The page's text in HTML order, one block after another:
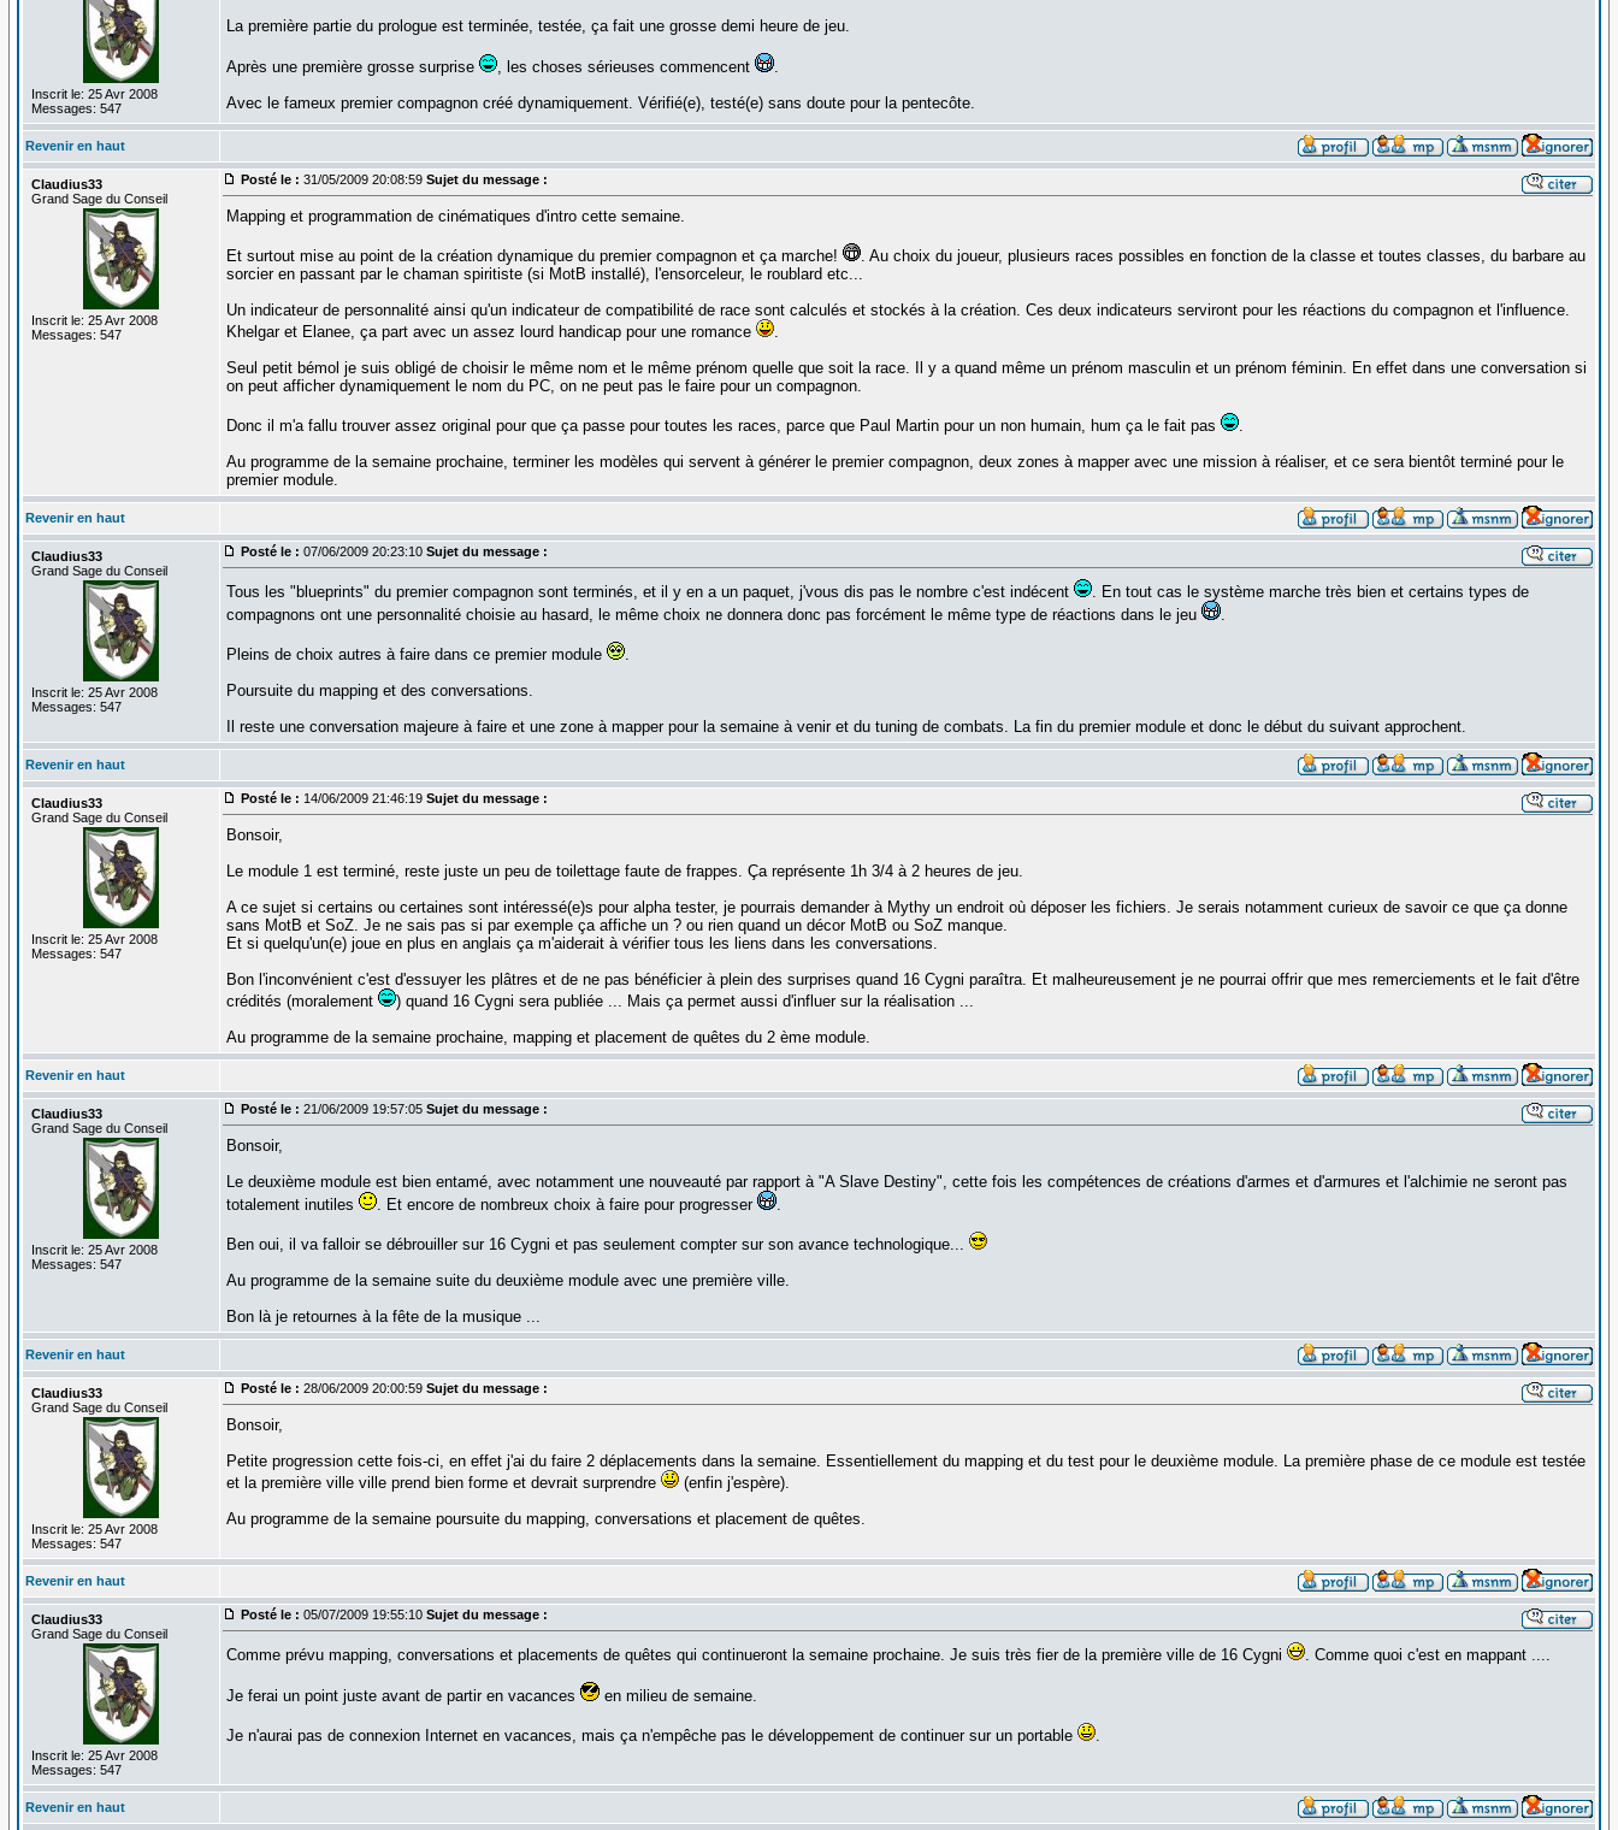
Inscrit le: 25 Avr 2008
Messages: 547
La première partie du prologue est terminée, testée, ça fait une grosse demi heure de jeu.
Après une première grosse surprise , les choses sérieuses commencent
.
Avec le fameux premier compagnon créé dynamiquement. Vérifié(e), testé(e) sans doute pour la pentecôte.
Revenir en haut
Claudius33
Grand Sage du Conseil
Inscrit le: 25 Avr 2008
Messages: 547
Posté le : 31/05/2009 20:08:59 Sujet du message :
Mapping et programmation de cinématiques d'intro cette semaine.
Et surtout mise au point de la création dynamique du premier compagnon et ça marche!
. Au choix du joueur, plusieurs races possibles en fonction de la classe et toutes classes, du barbare au
sorcier en passant par le chaman spiritiste (si MotB installé), l'ensorceleur, le roublard etc...
Un indicateur de personnalité ainsi qu'un indicateur de compatibilité de race sont calculés et stockés à la création. Ces deux indicateurs serviront pour les réactions du compagnon et l'influence.
Khelgar et Elanee, ça part avec un assez lourd handicap pour une romance
.
Seul petit bémol je suis obligé de choisir le même nom et le même prénom quelle que soit la race. Il y a quand même un prénom masculin et un prénom féminin. En effet dans une conversation si
on peut afficher dynamiquement le nom du PC, on ne peut pas le faire pour un compagnon.
Donc il m'a fallu trouver assez original pour que ça passe pour toutes les races, parce que Paul Martin pour un non humain, hum ça le fait pas
.
Au programme de la semaine prochaine, terminer les modèles qui servent à générer le premier compagnon, deux zones à mapper avec une mission à réaliser, et ce sera bientôt terminé pour le
premier module.
Revenir en haut
Claudius33
Grand Sage du Conseil
Inscrit le: 25 Avr 2008
Messages: 547
Posté le : 07/06/2009 20:23:10 Sujet du message :
Tous les "blueprints" du premier compagnon sont terminés, et il y en a un paquet, j'vous dis pas le nombre c'est indécent
. En tout cas le système marche très bien et certains types de
compagnons ont une personnalité choisie au hasard, le même choix ne donnera donc pas forcément le même type de réactions dans le jeu
.
Pleins de choix autres à faire dans ce premier module
.
Poursuite du mapping et des conversations.
Il reste une conversation majeure à faire et une zone à mapper pour la semaine à venir et du tuning de combats. La fin du premier module et donc le début du suivant approchent.
Revenir en haut
Claudius33
Grand Sage du Conseil
Inscrit le: 25 Avr 2008
Messages: 547
Posté le : 14/06/2009 21:46:19 Sujet du message :
Bonsoir,
Le module 1 est terminé, reste juste un peu de toilettage faute de frappes. Ça représente 1h 3/4 à 2 heures de jeu.
A ce sujet si certains ou certaines sont intéressé(e)s pour alpha tester, je pourrais demander à Mythy un endroit où déposer les fichiers. Je serais notamment curieux de savoir ce que ça donne
sans MotB et SoZ. Je ne sais pas si par exemple ça affiche un ? ou rien quand un décor MotB ou SoZ manque.
Et si quelqu'un(e) joue en plus en anglais ça m'aiderait à vérifier tous les liens dans les conversations.
Bon l'inconvénient c'est d'essuyer les plâtres et de ne pas bénéficier à plein des surprises quand 16 Cygni paraîtra. Et malheureusement je ne pourrai offrir que mes remerciements et le fait d'être
crédités (moralement
) quand 16 Cygni sera publiée ... Mais ça permet aussi d'influer sur la réalisation ...
Au programme de la semaine prochaine, mapping et placement de quêtes du 2 ème module.
Revenir en haut
Claudius33
Grand Sage du Conseil
Inscrit le: 25 Avr 2008
Messages: 547
Posté le : 21/06/2009 19:57:05 Sujet du message :
Bonsoir,
Le deuxième module est bien entamé, avec notamment une nouveauté par rapport à "A Slave Destiny", cette fois les compétences de créations d'armes et d'armures et l'alchimie ne seront pas
totalement inutiles
. Et encore de nombreux choix à faire pour progresser .
Ben oui, il va falloir se débrouiller sur 16 Cygni et pas seulement compter sur son avance technologique...
Au programme de la semaine suite du deuxième module avec une première ville.
Bon là je retournes à la fête de la musique ...
Revenir en haut
Claudius33
Grand Sage du Conseil
Inscrit le: 25 Avr 2008
Messages: 547
Posté le : 28/06/2009 20:00:59 Sujet du message :
Bonsoir,
Petite progression cette fois-ci, en effet j'ai du faire 2 déplacements dans la semaine. Essentiellement du mapping et du test pour le deuxième module. La première phase de ce module est testée
et la première ville ville prend bien forme et devrait surprendre
(enfin j'espère).
Au programme de la semaine poursuite du mapping, conversations et placement de quêtes.
Revenir en haut
Claudius33
Grand Sage du Conseil
Inscrit le: 25 Avr 2008
Messages: 547
Posté le : 05/07/2009 19:55:10 Sujet du message :
Comme prévu mapping, conversations et placements de quêtes qui continueront la semaine prochaine. Je suis très fier de la première ville de 16 Cygni . Comme quoi c'est en mappant ....
Je ferai un point juste avant de partir en vacances en milieu de semaine.
Je n'aurai pas de connexion Internet en vacances, mais ça n'empêche pas le développement de continuer sur un portable .
Revenir en haut